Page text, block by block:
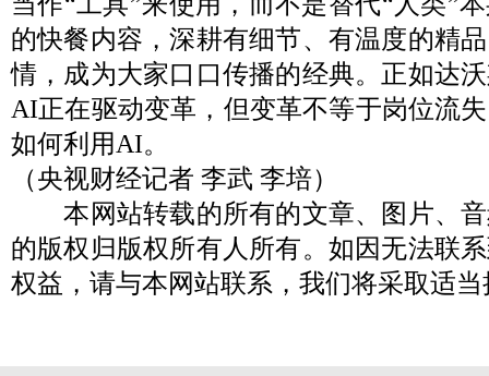
的快餐内容，深耕有细节、有温度的精
情，成为大家口口传播的经典。正如达
AI正在驱动变革，但变革不等于岗位流
如何利用AI。
（央视财经记者 李武 李培）
本网站转载的所有的文章、图片、音
的版权归版权所有人所有。如因无法联
权益，请与本网站联系，我们将采取适